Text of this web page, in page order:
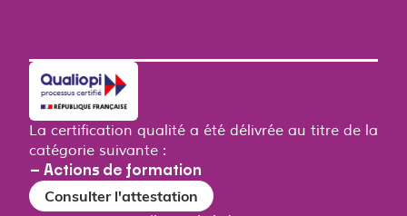
La certification qualité a été délivrée au titre de la
catégorie suivante :
– Actions de formation
Consulter l'attestation